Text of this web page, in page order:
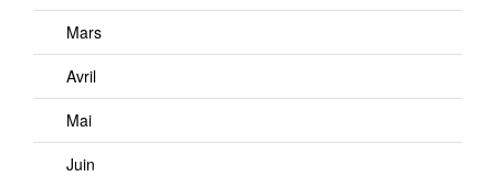
Mars
Avril
Mai
Juin